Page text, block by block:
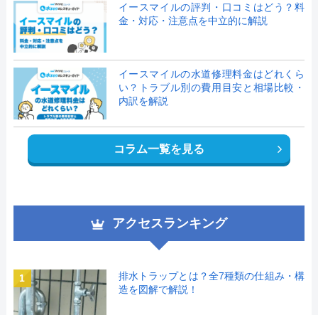
イースマイルの評判・口コミはどう？料
金・対応・注意点を中立的に解説
イースマイルの水道修理料金はどれくら
い？トラブル別の費用目安と相場比較・
内訳を解説
コラム一覧を見る
アクセスランキング
1
排水トラップとは？全7種類の仕組み・構
造を図解で解説！